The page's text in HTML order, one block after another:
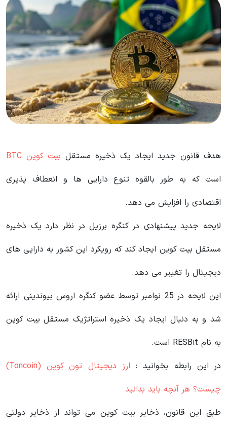
هدف قانون جدید ایجاد یک ذخیره مستقل بیت کوین BTC
است که به طور بالقوه تنوع دارایی ها و انعطاف پذیری
اقتصادی را افزایش می دهد.
لایحه جدید پیشنهادی در کنگره برزیل در نظر دارد یک ذخیره
مستقل بیت کوین ایجاد کند که رویکرد این کشور به دارایی های
دیجیتال را تغییر می دهد.
این لایحه در 25 نوامبر توسط عضو کنگره اروس بیوندینی ارائه
شد و به دنبال ایجاد یک ذخیره استراتژیک مستقل بیت کوین
به نام RESBit است.
در این رابطه بخوانید‌ :
ارز دیجیتال تون کوین (Toncoin)
چیست؟ هر آنچه باید بدانید
طبق این قانون، ذخایر بیت کوین می تواند از ذخایر دولتی